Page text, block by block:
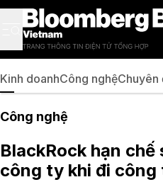
Kinh doanhCông nghệChuyên
Công nghệ
BlackRock hạn
công ty khi đi công